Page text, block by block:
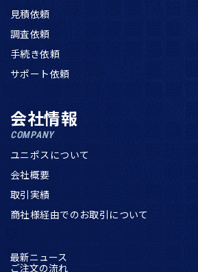
見積依頼
調査依頼
手続き依頼
サポート依頼
会社情報
COMPANY
ユニポスについて
会社概要
取引実績
商社様経由でのお取引について
最新ニュース
ご注文の流れ